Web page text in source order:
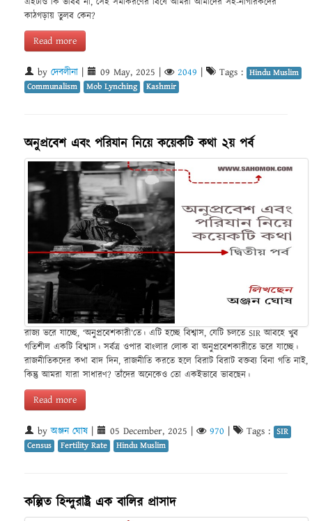
কাঠগড়ায় তুলব কেন?
Read more
by দেবলীনা | 09 May, 2025 | 2049 | Tags : Hindu Muslim
Communalism
Mob Lynching Kashmir
অনুপ্রবেশ এবং পরিযান নিয়ে কয়েকটি কথা ২য় পর্ব
রাজ্য ভরে যাচ্ছে, ‘অনুপ্রবেশকারী’তে। এটি হচ্ছে বিশ্বাস, যেটি চলতে SIR আবহে খুব
গতিশীল একটি বিশ্বাস। সর্বত্র ওপার বাংলার লোক বা অনুপ্রবেশকারীতে ভরে যাচ্ছে।
রাজনীতিকদের কথা বাদ দিন, রাজনীতি করতে হলে বিরাট বিরাট বক্তব্য বিনা গতি নাই,
কিন্তু আমরা যারা সাধারণ? তাঁদের অনেকেও তো একইভাবে ভাবছেন।
Read more
byঅঞ্জন ঘোষ | 05 December, 2025 | 970 | Tags : SIR
Census
Fertility Rate Hindu Muslim
কল্পিত হিন্দুরাষ্ট্র এক বালির প্রাসাদ